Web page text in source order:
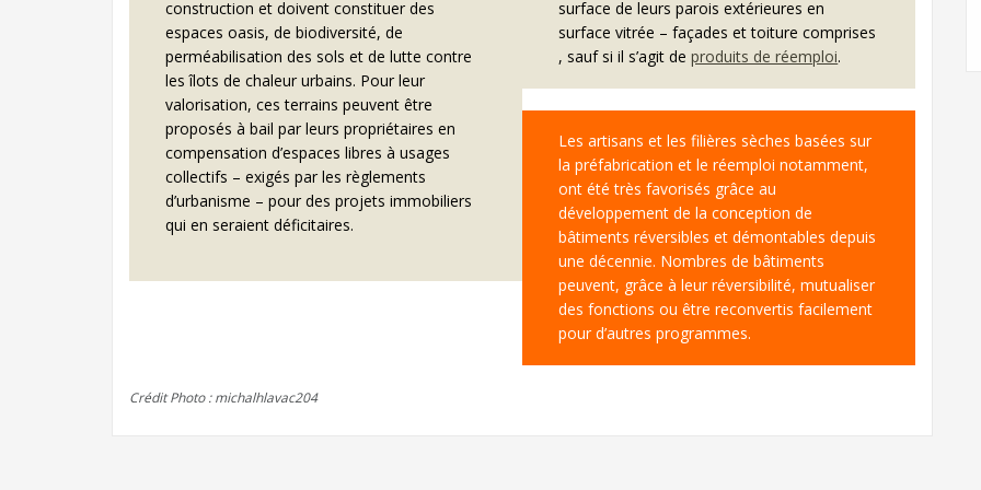
construction et doivent constituer des
espaces oasis, de biodiversité, de
perméabilisation des sols et de lutte contre
les îlots de chaleur urbains. Pour leur
valorisation, ces terrains peuvent être
proposés à bail par leurs propriétaires en
compensation d’espaces libres à usages
collectifs – exigés par les règlements
d’urbanisme – pour des projets immobiliers
qui en seraient déficitaires.
surface de leurs parois extérieures en
surface vitrée – façades et toiture comprises
, sauf si il s’agit deproduits de réemploi.
Les artisans et les filières sèches basées sur
la préfabrication et le réemploi notamment,
ont été très favorisés grâce au
développement de la conception de
bâtiments réversibles et démontables depuis
une décennie. Nombres de bâtiments
peuvent, grâce à leur réversibilité, mutualiser
des fonctions ou être reconvertis facilement
pour d’autres programmes.
Crédit Photo : michalhlavac204